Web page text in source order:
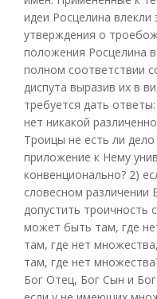
идеи Росцелина влекли
утверждения о
положения Росцелина
полном соответствии
диспута выразив их в
требуется дать
нет никакой
Троицы не есть ли
приложение к Нему
конвенционально? 2)
словесном различении
допустить троичность
может быть там, где
там, где нет
там, где нет
Бог Отец, Бог Сын и